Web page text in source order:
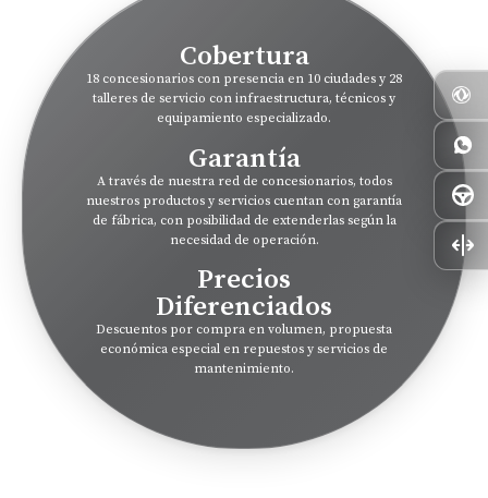
Cobertura
18 concesionarios con presencia en 10 ciudades y 28
talleres de servicio con infraestructura, técnicos y
equipamiento especializado.
Garantía
A través de nuestra red de concesionarios, todos
nuestros productos y servicios cuentan con garantía
de fábrica, con posibilidad de extenderlas según la
necesidad de operación.
Precios
Diferenciados
Descuentos por compra en volumen, propuesta
económica especial en repuestos y servicios de
mantenimiento.